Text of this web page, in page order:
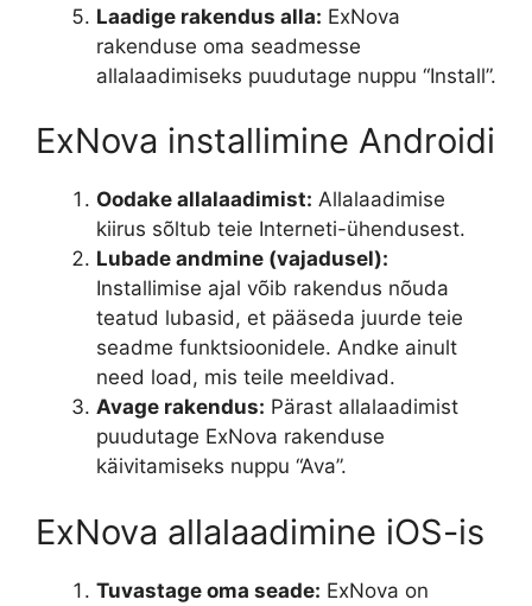
Laadige rakendus alla: ExNova
rakenduse oma seadmesse
allalaadimiseks puudutage nuppu “Install”.
ExNova installimine Androidi
Oodake allalaadimist: Allalaadimise
kiirus sõltub teie Interneti-ühendusest.
Lubade andmine (vajadusel):
Installimise ajal võib rakendus nõuda
teatud lubasid, et pääseda juurde teie
seadme funktsioonidele. Andke ainult
need load, mis teile meeldivad.
Avage rakendus: Pärast allalaadimist
puudutage ExNova rakenduse
käivitamiseks nuppu “Ava”.
ExNova allalaadimine iOS-is
Tuvastage oma seade: ExNova on